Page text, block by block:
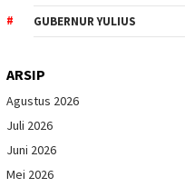
GUBERNUR YULIUS
ARSIP
Agustus 2026
Juli 2026
Juni 2026
Mei 2026